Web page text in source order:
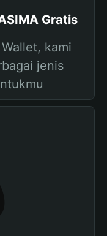
Gratis
kami
jenis